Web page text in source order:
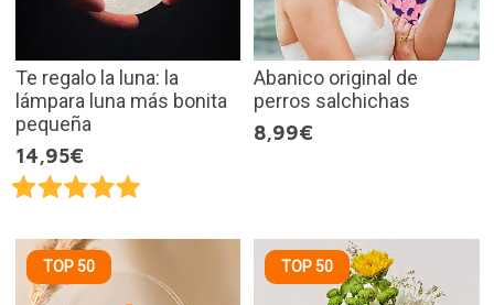
Te regalo la luna: la
lámpara luna más bonita
pequeña
14,95€
Abanico original de
perros salchichas
8,99€
TOP 50 TOP 50